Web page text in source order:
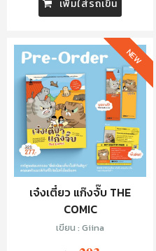
เพิ่มใส่รถเข็น
เจ๋งเตี๋ยว แก๊งจั๊บ THE
COMIC
เขียน : Giina
NEW